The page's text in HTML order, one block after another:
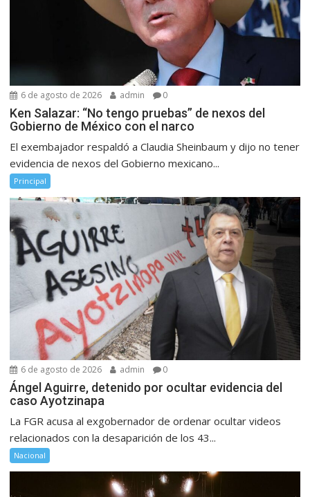
6 de agosto de 2026 admin 0
Ken Salazar: “No tengo pruebas” de nexos del
Gobierno de México con el narco
El exembajador respaldó a Claudia Sheinbaum y dijo no tener
evidencia de nexos del Gobierno mexicano...
Principal
6 de agosto de 2026 admin 0
Ángel Aguirre, detenido por ocultar evidencia del
caso Ayotzinapa
La FGR acusa al exgobernador de ordenar ocultar videos
relacionados con la desaparición de los 43...
Nacional